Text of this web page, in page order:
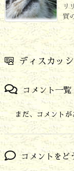
リ
質
ディスカッ
コメント一覧
まだ、コメントが
コメントをど